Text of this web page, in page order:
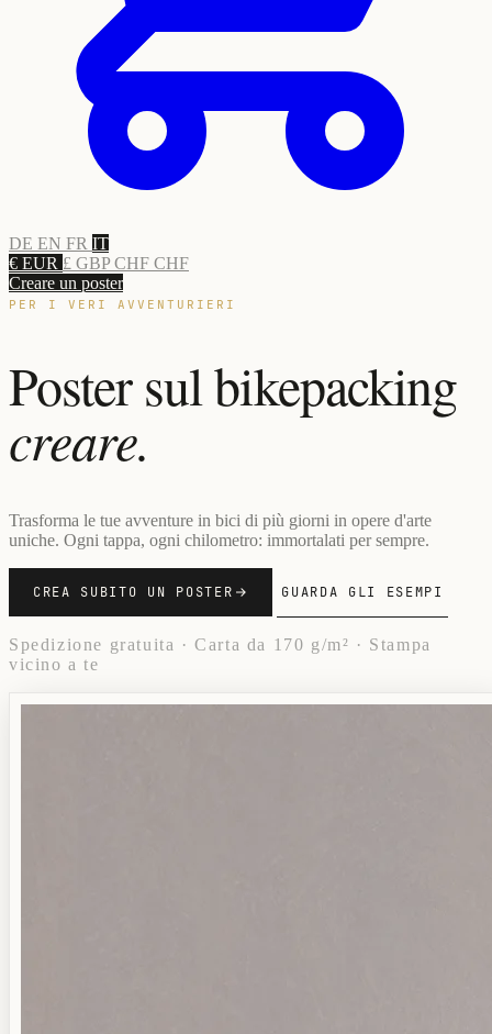
DE EN FR IT
€ EUR £ GBPCHF CHF
Creare un poster
PER I VERI AVVENTURIERI
Poster sul bikepacking
creare.
Trasforma le tue avventure in bici di più giorni in opere d'arte
uniche. Ogni tappa, ogni chilometro: immortalati per sempre.
CREA SUBITO UN POSTER GUARDA GLI ESEMPI
Spedizione gratuita · Carta da 170 g/m² · Stampa
vicino a te